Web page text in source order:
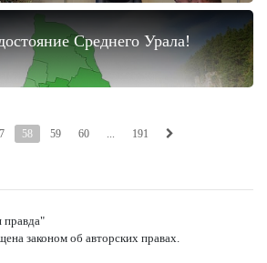
Среднего Урала!
58 59 60 ... 191
законом об авторских правах.